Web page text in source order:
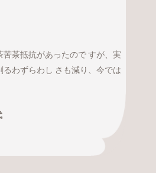
苦茶抵抗があったので すが、実
るわずらわし さも減り、今では